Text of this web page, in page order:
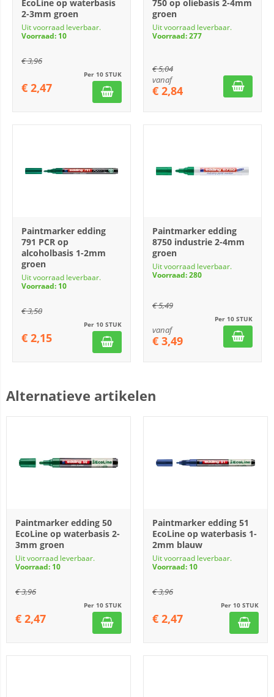
EcoLine op waterbasis
2-3mm groen
Uit voorraad leverbaar.
Voorraad: 10
€3,96
Per 10 STUK
€ 2,47
750 op oliebasis 2-4mm
groen
Uit voorraad leverbaar.
Voorraad: 277
€5,04
vanaf
€ 2,84
Paintmarker edding
791 PCR op
alcoholbasis 1-2mm
groen
Uit voorraad leverbaar.
Voorraad: 10
€3,50
Per 10 STUK
€ 2,15
Paintmarker edding
8750 industrie 2-4mm
groen
Uit voorraad leverbaar.
Voorraad: 280
€5,49
Per 10 STUK
vanaf
€ 3,49
Alternatieve artikelen
Paintmarker edding 50
EcoLine op waterbasis 2-
3mm groen
Uit voorraad leverbaar.
Voorraad: 10
€3,96
Per 10 STUK
€ 2,47
Paintmarker edding 51
EcoLine op waterbasis 1-
2mm blauw
Uit voorraad leverbaar.
Voorraad: 10
€3,96
Per 10 STUK
€ 2,47